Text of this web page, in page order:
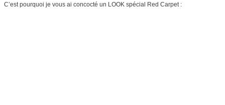
C’est pourquoi je vous ai concocté un LOOK spécial Red Carpet :